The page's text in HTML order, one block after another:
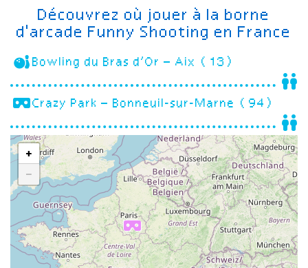
Découvrez où jouer à la borne
d'arcade Funny Shooting en France
Bowling du Bras d’Or – Aix (13)
Crazy Park – Bonneuil-sur-Marne (94)
+
−